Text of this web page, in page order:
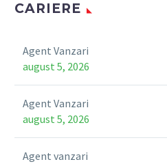
CARIERE
Agent Vanzari
august 5, 2026
Agent Vanzari
august 5, 2026
Agent vanzari